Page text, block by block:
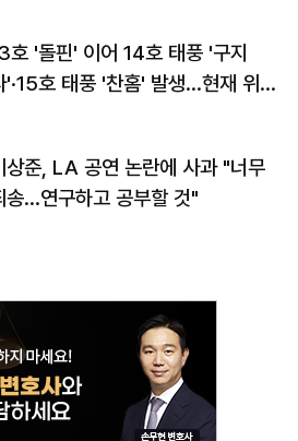
호 '돌핀' 이어 14호 태풍 '구지
'·15호 태풍 '찬홈' 발생…현재 위
상준, LA 공연 논란에 사과 "너무
송…연구하고 공부할 것"